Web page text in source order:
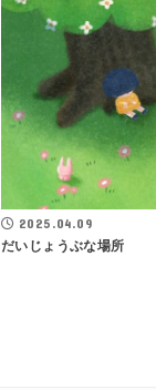
2025.04.09
だいじょうぶな場所